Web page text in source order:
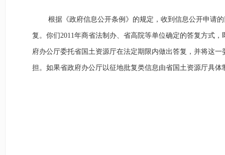
根据《政府信息公开条例》的规定，收到信息公开申请
复。你们2011年商省法制办、省高院等单位确定的答复方式
府办公厅委托省国土资源厅在法定期限内做出答复，并将这
担。如果省政府办公厅以征地批复类信息由省国土资源厅具